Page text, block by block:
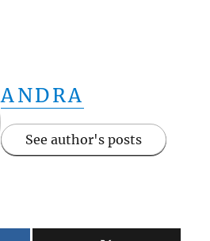
ANDRA
See author's posts